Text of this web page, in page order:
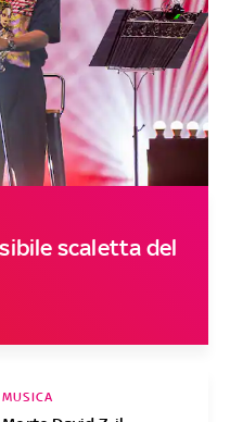
scaletta del
MUSICA